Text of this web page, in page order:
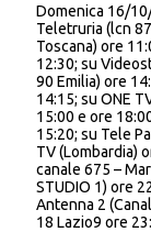
Domenica 16/
Teletruria (lcn
Toscana) ore
12:30; su
90 Emilia) ore
14:15; su ONE
15:00 e ore
15:20; su Tele
TV (Lombardia)
canale 675 –
STUDIO 1) ore
Antenna 2
18 Lazio9 ore